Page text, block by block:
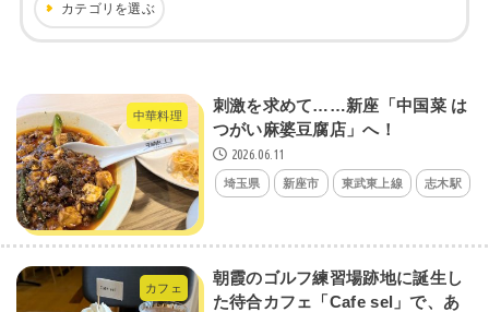
カテゴリを選ぶ
中華料理
刺激を求めて……新座「中国菜 は
つがい麻婆豆腐店」へ！
2026.06.11
埼玉県 新座市 東武東上線 志木駅
カフェ
朝霞のゴルフ練習場跡地に誕生し
た待合カフェ「Cafe sel」で、あ